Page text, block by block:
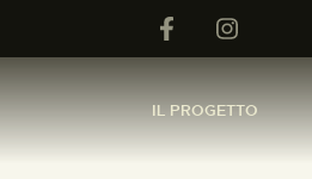
IL PROGETTO